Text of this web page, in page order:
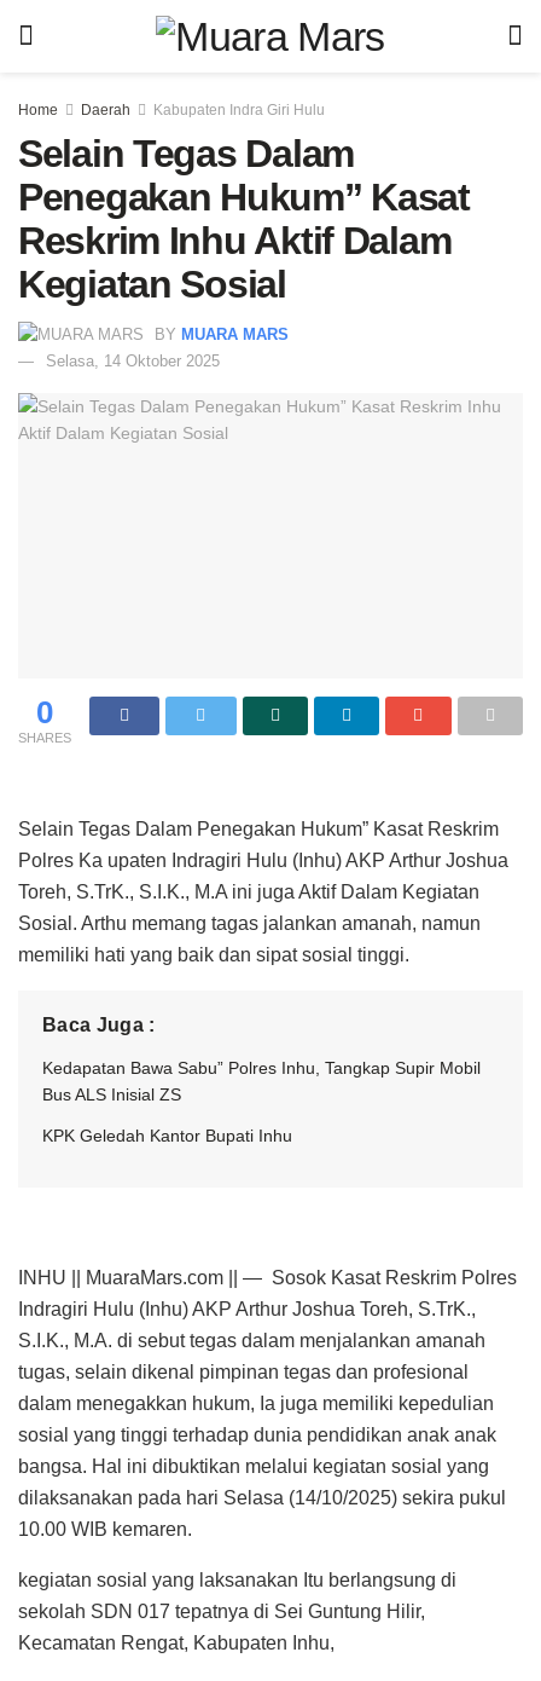
Home Daerah Kabupaten Indra Giri Hulu
Selain Tegas Dalam
Penegakan Hukum” Kasat
Reskrim Inhu Aktif Dalam
Kegiatan Sosial
BY MUARA MARS
Selasa, 14 Oktober 2025
0
SHARES
Selain Tegas Dalam Penegakan Hukum” Kasat Reskrim
Polres Ka upaten Indragiri Hulu (Inhu) AKP Arthur Joshua
Toreh, S.TrK., S.I.K., M.A ini juga Aktif Dalam Kegiatan
Sosial. Arthu memang tagas jalankan amanah, namun
memiliki hati yang baik dan sipat sosial tinggi.
Baca Juga :
Kedapatan Bawa Sabu” Polres Inhu, Tangkap Supir Mobil
Bus ALS Inisial ZS
KPK Geledah Kantor Bupati Inhu
INHU || MuaraMars.com || — Sosok Kasat Reskrim Polres
Indragiri Hulu (Inhu) AKP Arthur Joshua Toreh, S.TrK.,
S.I.K., M.A. di sebut tegas dalam menjalankan amanah
tugas, selain dikenal pimpinan tegas dan profesional
dalam menegakkan hukum, Ia juga memiliki kepedulian
sosial yang tinggi terhadap dunia pendidikan anak anak
bangsa. Hal ini dibuktikan melalui kegiatan sosial yang
dilaksanakan pada hari Selasa (14/10/2025) sekira pukul
10.00 WIB kemaren.
kegiatan sosial yang laksanakan Itu berlangsung di
sekolah SDN 017 tepatnya di Sei Guntung Hilir,
Kecamatan Rengat, Kabupaten Inhu,